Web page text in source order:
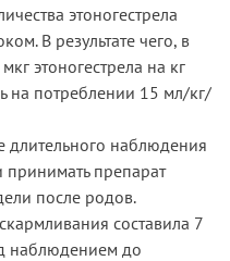
этоногестрела
В результате чего, в
этоногестрела на кг
на потреблении 15 мл/кг/
наблюдения
принимать препарат
после родов.
составила 7
наблюдением до